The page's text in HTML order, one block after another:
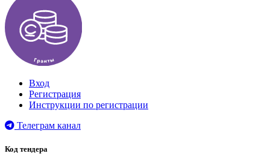
Вход
Регистрация
Инструкции по регистрации
Телеграм канал
Код тендера